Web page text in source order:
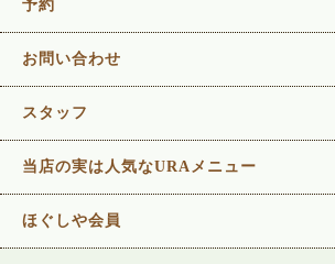
予約
お問い合わせ
スタッフ
当店の実は人気なURAメニュー
ほぐしや会員